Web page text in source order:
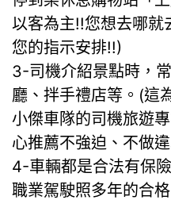
以客為主!!您想去哪就
您的指示安排!!)
3-司機介紹景點時，
廳、拌手禮店等。(這
小傑車隊的司機旅遊
心推薦不強迫、不做
4-車輛都是合法有保
職業駕駛照多年的合